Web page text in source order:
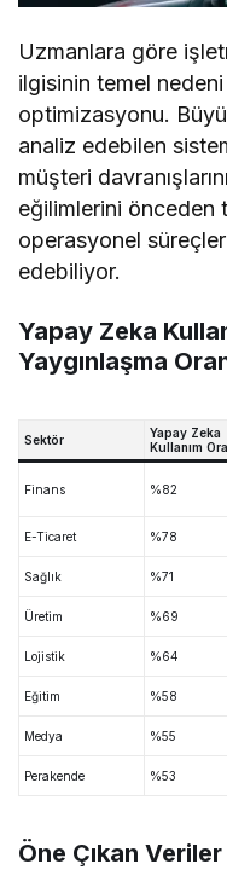
Uzmanlara göre
ilgisinin temel
optimizasyonu.
analiz edebilen
müşteri
eğilimlerini önceden
operasyonel
edebiliyor.
Yapay Zeka
Yaygınlaşma
Sektör
Yapay Zeka
Kullanım
Finans %82
E-Ticaret %78
Sağlık %71
Üretim %69
Lojistik %64
Eğitim %58
Medya %55
Perakende %53
Öne Çıkan Veriler